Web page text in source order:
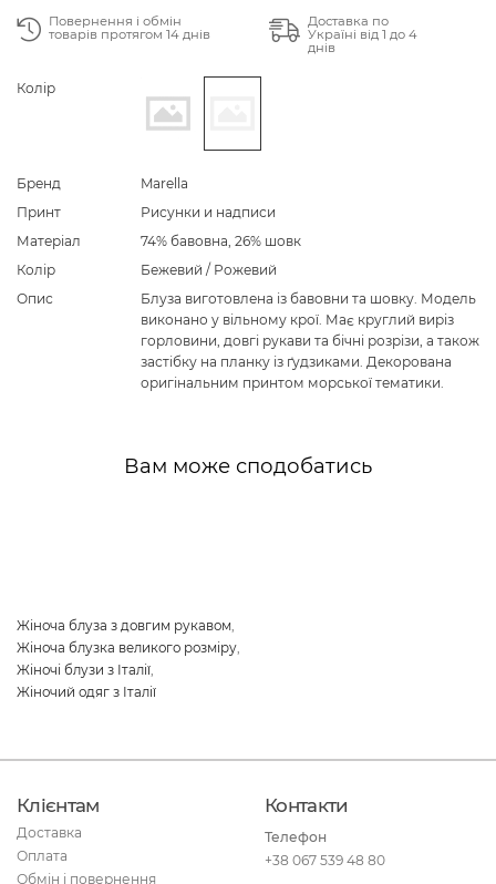
Повернення і обмін
товарів протягом 14 днів
Доставка по
Україні від 1 до 4
днів
Колір
Бренд
Marella
Принт
Рисунки и надписи
Матеріал
74% бавовна, 26% шовк
Колір
Бежевий / Рожевий
Опис
Блуза виготовлена із бавовни та шовку. Модель
виконано у вільному крої. Має круглий виріз
горловини, довгі рукави та бічні розрізи, а також
застібку на планку із ґудзиками. Декорована
оригінальним принтом морської тематики.
Вам може сподобатись
Жіноча блуза з довгим рукавом,
Жіноча блузка великого розміру,
Жіночі блузи з Італії,
Жіночий одяг з Італії
Клієнтам
Доставка
Оплата
Обмін і повернення
Контакти
Телефон
+38 067 539 48 80